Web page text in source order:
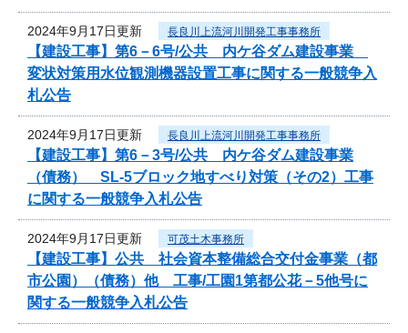
2024年9月17日更新 長良川上流河川開発工事事務所
【建設工事】第6－6号/公共 内ケ谷ダム建設事業
変状対策用水位観測機器設置工事に関する一般競争入
札公告
2024年9月17日更新 長良川上流河川開発工事事務所
【建設工事】第6－3号/公共 内ケ谷ダム建設事業
（債務） SL-5ブロック地すべり対策（その2）工事
に関する一般競争入札公告
2024年9月17日更新 可茂土木事務所
【建設工事】公共 社会資本整備総合交付金事業（都
市公園）（債務）他 工事/工園1第都公花－5他号に
関する一般競争入札公告